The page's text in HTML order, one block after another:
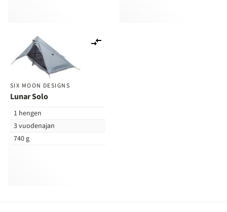
SIX MOON DESIGNS
Lunar Solo
1 hengen
3 vuodenajan
740 g